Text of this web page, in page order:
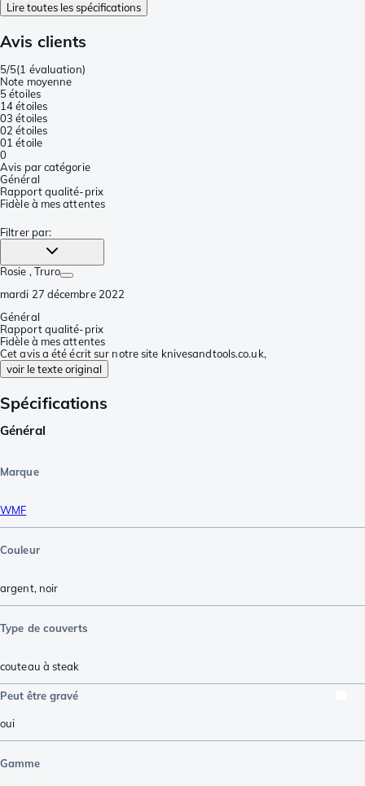
Lire toutes les spécifications
Avis clients
5/5(1 évaluation)
Note moyenne
5 étoiles
14 étoiles
03 étoiles
02 étoiles
01 étoile
0
Avis par catégorie
Général
Rapport qualité-prix
Fidèle à mes attentes
Filtrer par:
Rosie , Truro
mardi 27 décembre 2022
Général
Rapport qualité-prix
Fidèle à mes attentes
Cet avis a été écrit sur notre site knivesandtools.co.uk,
voir le texte original
Spécifications
Général
Marque
WMF
Couleur
argent, noir
Type de couverts
couteau à steak
Peut être gravé
oui
Gamme